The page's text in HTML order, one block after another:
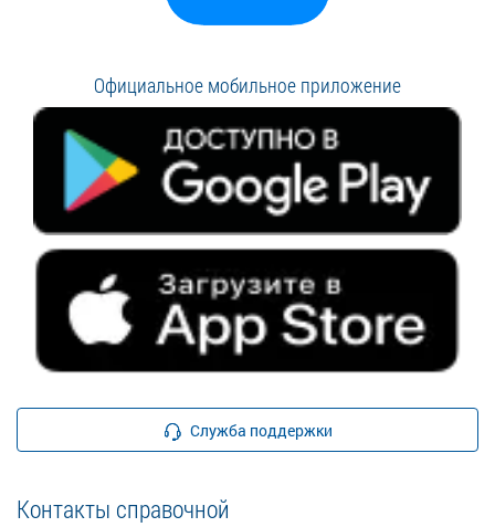
Официальное мобильное приложение
Служба поддержки
Контакты справочной